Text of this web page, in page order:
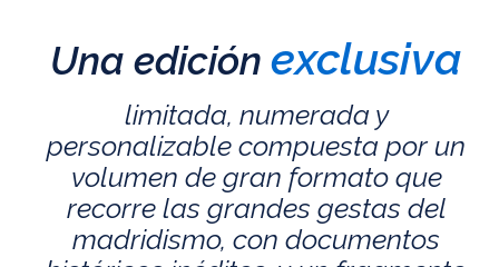
Una edición exclusiva
limitada, numerada y
personalizable compuesta por un
volumen de gran formato que
recorre las grandes gestas del
madridismo, con documentos